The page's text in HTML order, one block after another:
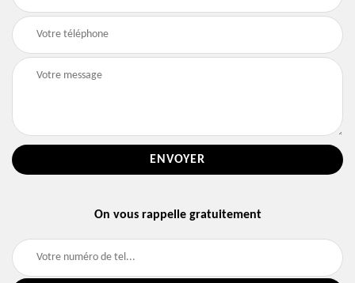
On vous rappelle gratuitement